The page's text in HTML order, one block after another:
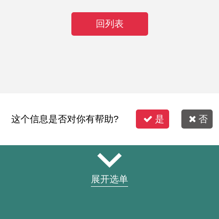
回列表
这个信息是否对你有帮助? 是 否
展开选单